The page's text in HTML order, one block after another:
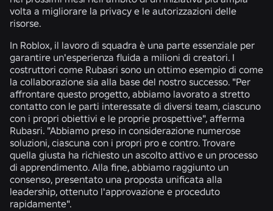
volta a migliorare la privacy e le autorizzazioni delle
risorse.
In Roblox, il lavoro di squadra è una parte essenziale per
garantire un'esperienza fluida a milioni di creatori. I
costruttori come Rubasri sono un ottimo esempio di come
la collaborazione sia alla base del nostro successo. "Per
affrontare questo progetto, abbiamo lavorato a stretto
contatto con le parti interessate di diversi team, ciascuno
con i propri obiettivi e le proprie prospettive", afferma
Rubasri. "Abbiamo preso in considerazione numerose
soluzioni, ciascuna con i propri pro e contro. Trovare
quella giusta ha richiesto un ascolto attivo e un processo
di apprendimento. Alla fine, abbiamo raggiunto un
consenso, presentato una proposta unificata alla
leadership, ottenuto l'approvazione e proceduto
rapidamente".